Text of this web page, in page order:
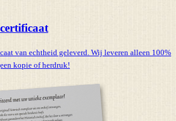
van echtheid geleverd. Wij leveren alleen 100%
kopie of herdruk!